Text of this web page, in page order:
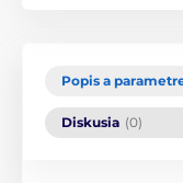
Popis a
Diskusia (0)